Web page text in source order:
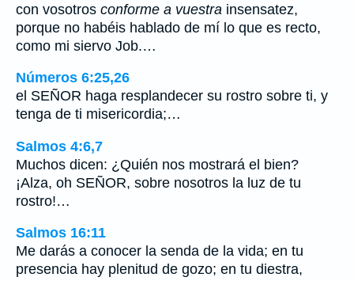
con vosotros conforme a vuestra insensatez,
porque no habéis hablado de mí lo que es recto,
como mi siervo Job.…
Números 6:25,26
el SEÑOR haga resplandecer su rostro sobre ti, y
tenga de ti misericordia;…
Salmos 4:6,7
Muchos dicen: ¿Quién nos mostrará el bien?
¡Alza, oh SEÑOR, sobre nosotros la luz de tu
rostro!…
Salmos 16:11
Me darás a conocer la senda de la vida; en tu
presencia hay plenitud de gozo; en tu diestra,